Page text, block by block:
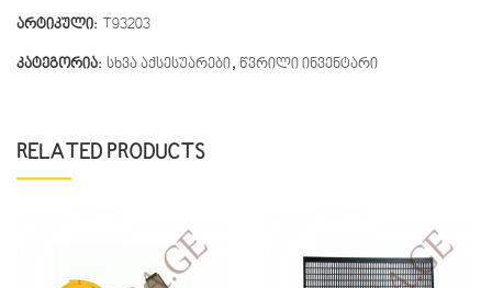
არტიკული: T93203
კატეგორია: სხვა აქსესუარები, წვრილი ინვენტარი
RELATED PRODUCTS